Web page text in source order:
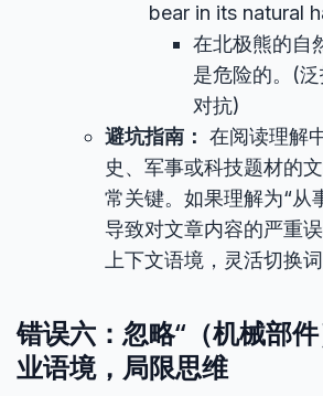
bear in its natural
在北极熊的自
是危险的。(
对抗)
避坑指南： 在阅读理解
史、军事或科技题材的
常关键。如果理解为“从
导致对文章内容的严重
上下文语境，灵活切换词
错误六：忽略“（机械部
业语境，局限思维